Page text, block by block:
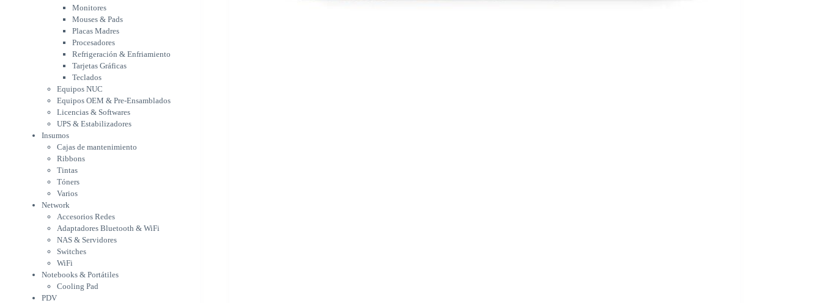
Teclados
Equipos NUC
Equipos OEM & Pre-
Ensamblados
Licencias & Softwares
UPS & Estabilizadores
Insumos
Cajas de mantenimiento
Ribbons
Tintas
Tóners
Varios
Network
Accesorios Redes
Adaptadores Bluetooth &
WiFi
NAS & Servidores
Switches
WiFi
Notebooks & Portátiles
Cargador para notebook
Cooling Pad
PDV
Accesorios para PDV
Monitores
Mouses & Pads
Placas Madres
Procesadores
Refrigeración & Enfriamiento
Tarjetas Gráficas
Teclados
Equipos NUC
Equipos OEM & Pre-Ensamblados
Licencias & Softwares
UPS & Estabilizadores
Insumos
Cajas de mantenimiento
Ribbons
Tintas
Tóners
Varios
Network
Accesorios Redes
Adaptadores Bluetooth & WiFi
NAS & Servidores
Switches
WiFi
Notebooks & Portátiles
Cooling Pad
PDV